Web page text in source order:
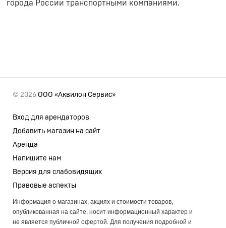
города России транспортными компаниями.
© 2026 ООО «Аквилон Сервис»
Вход для арендаторов
Добавить магазин на сайт
Аренда
Напишите нам
Версия для слабовидящих
Правовые аспекты
Информация о магазинах, акциях и стоимости товаров,
опубликованная на сайте, носит информационный характер и
не является публичной офертой. Для получения подробной и